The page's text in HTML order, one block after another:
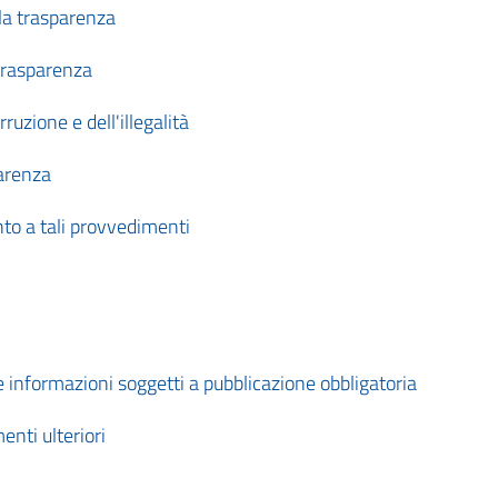
trasparenza
e dell'illegalità
a tali provvedimenti
soggetti a pubblicazione obbligatoria
ulteriori